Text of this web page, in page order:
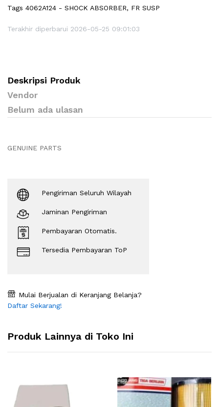
Tags 4062A124 - SHOCK ABSORBER, FR SUSP
Terakhir diperbarui 2026-05-25 09:01:03
Deskripsi Produk
Vendor
Belum ada ulasan
GENUINE PARTS
Pengiriman Seluruh Wilayah
Jaminan Pengiriman
Pembayaran Otomatis.
Tersedia Pembayaran ToP
Mulai Berjualan di Keranjang Belanja?
Daftar Sekarang!
Produk Lainnya di Toko Ini